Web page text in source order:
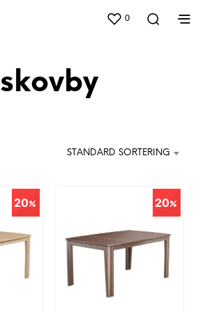
0
skovby
STANDARD SORTERING
20 20